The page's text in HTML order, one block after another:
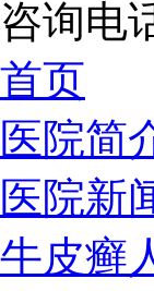
咨询电
首页
医院简
医院新
牛皮癣